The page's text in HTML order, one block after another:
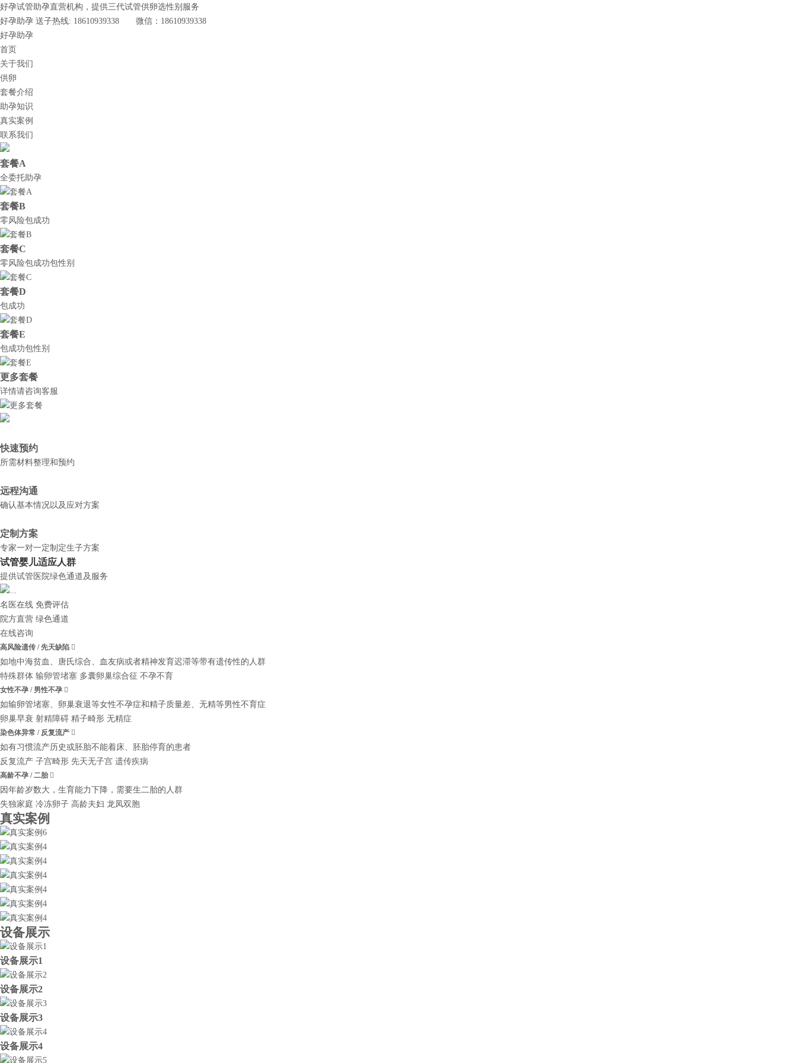
好孕试管助孕直营机构，提供三代试管供卵选性别服务
好孕助孕 送子热线: 18610939338 微信：18610939338
好孕助孕
首页
关于我们
供卵
套餐介绍
助孕知识
真实案例
联系我们
套餐A
全委托助孕
套餐B
零风险包成功
套餐C
零风险包成功包性别
套餐D
包成功
套餐E
包成功包性别
更多套餐
详情请咨询客服
快速预约
所需材料整理和预约
远程沟通
确认基本情况以及应对方案
定制方案
专家一对一定制定生子方案
试管婴儿适应人群
提供试管医院绿色通道及服务
名医在线 免费评估
院方直营 绿色通道
在线咨询
高风险遗传 / 先天缺陷 
如地中海贫血、唐氏综合、血友病或者精神发育迟滞等带有遗传性的人群
特殊群体 输卵管堵塞 多囊卵巢综合征 不孕不育
女性不孕 / 男性不孕 
如输卵管堵塞、卵巢衰退等女性不孕症和精子质量差、无精等男性不育症
卵巢早衰 射精障碍 精子畸形 无精症
染色体异常 / 反复流产 
如有习惯流产历史或胚胎不能着床、胚胎停育的患者
反复流产 子宫畸形 先天无子宫 遗传疾病
高龄不孕 / 二胎 
因年龄岁数大，生育能力下降，需要生二胎的人群
失独家庭 冷冻卵子 高龄夫妇 龙凤双胞
真实案例
设备展示
设备展示1
设备展示2
设备展示3
设备展示4